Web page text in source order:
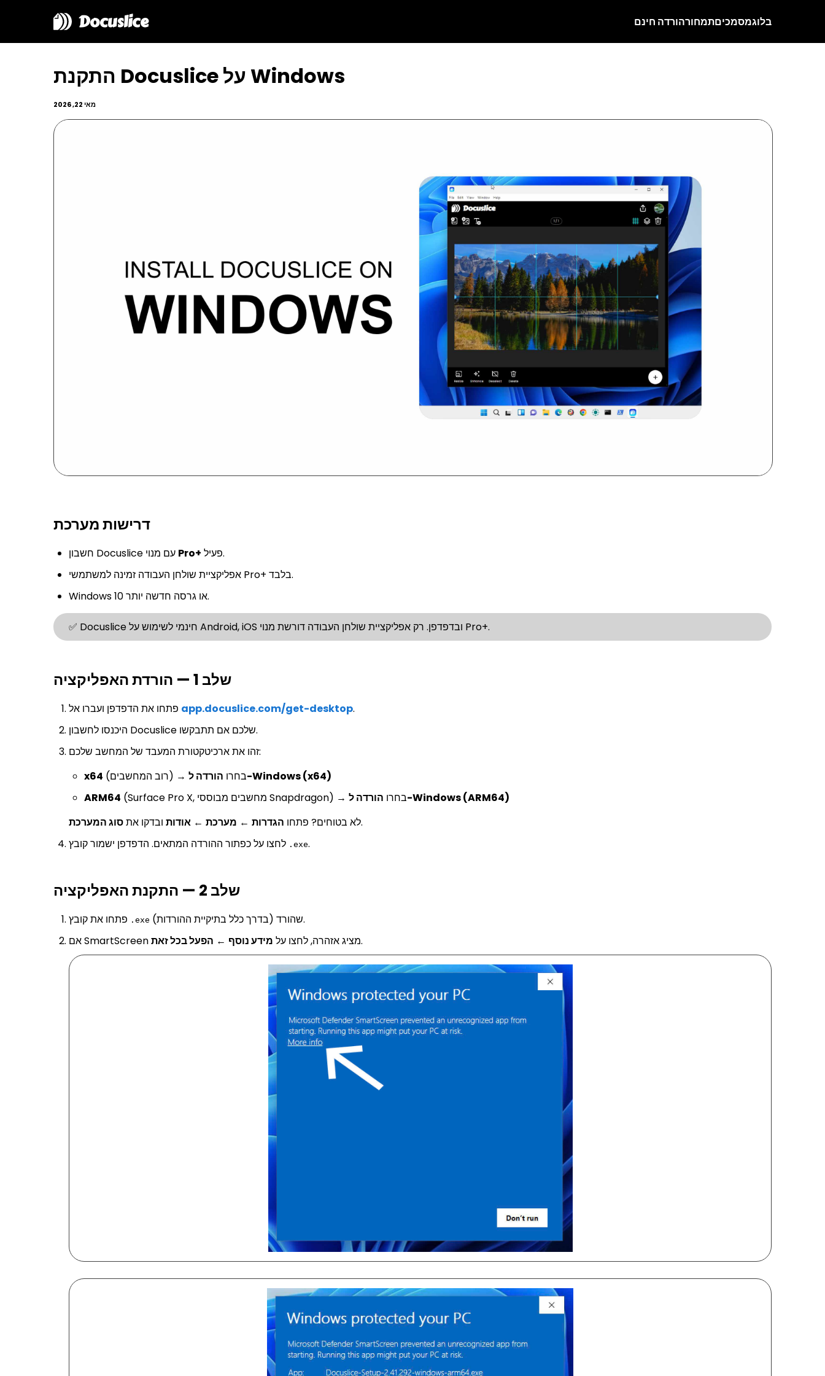
Docuslice הורדה חינםתמחורמסמכיםבלוג
התקנת Docuslice על Windows
מאי 22, 2026
דרישות מערכת
Pro+
פעיל.
אפליקציית שולחן העבודה זמינה למשתמשי Pro+ בלבד.
Windows 10 או גרסה חדשה יותר.
✅ Docuslice חינמי לשימוש על Android, iOS ובדפדפן. רק אפליקציית שולחן העבודה דורשת מנוי Pro+.
שלב 1 — הורדת האפליקציה
app.docuslice.com/get-desktop.
היכנסו לחשבון Docuslice שלכם אם תתבקשו.
זהו את ארכיטקטורת המעבד של המחשב שלכם:
x64
(רוב המחשבים) → בחרוהורדה ל-Windows (x64)
ARM64
(Surface Pro X, מחשבים מבוססי Snapdragon) → בחרוהורדה ל-Windows (ARM64)
לא בטוחים? פתחו הגדרות ← מערכת ← אודות ובדקו אתסוג המערכת
.
.exe.
שלב 2 — התקנת האפליקציה
.exe
שהורד (בדרך כלל בתיקיית ההורדות).
אם SmartScreen מציג אזהרה, לחצו על מידע נוסף ← הפעל בכל זאת .